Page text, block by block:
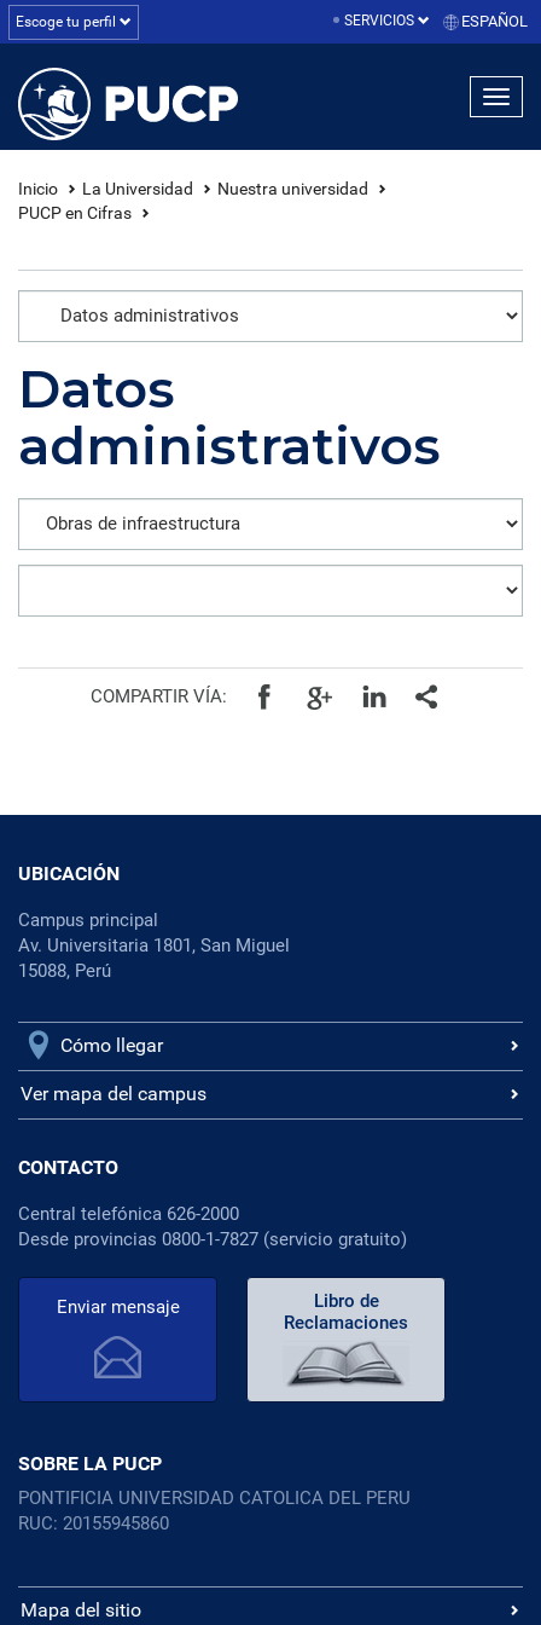
Escoge tu perfil SERVICIOS ESPAÑOL
Inicio La Universidad
Nuestra universidad
PUCP en Cifras
Datos
administrativos
COMPARTIR VÍA:
UBICACIÓN
Campus principal
Av. Universitaria 1801, San Miguel
15088, Perú
Cómo llegar
Ver mapa del campus
CONTACTO
Central telefónica 626-2000
Desde provincias 0800-1-7827 (servicio gratuito)
Enviar mensaje
Libro de
Reclamaciones
SOBRE LA PUCP
PONTIFICIA UNIVERSIDAD CATOLICA DEL PERU
RUC: 20155945860
Mapa del sitio